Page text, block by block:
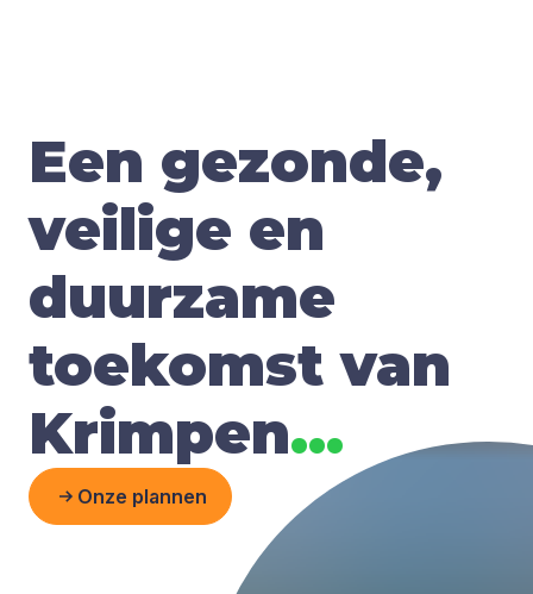
Een gezonde,
veilige en
duurzame
toekomst van
Krimpen...
Onze plannen